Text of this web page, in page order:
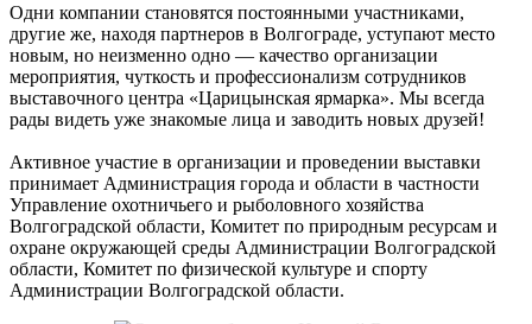
Одни компании становятся постоянными участниками,
другие же, находя партнеров в Волгограде, уступают место
новым, но неизменно одно — качество организации
мероприятия, чуткость и профессионализм сотрудников
выставочного центра «Царицынская ярмарка». Мы всегда
рады видеть уже знакомые лица и заводить новых друзей!
Активное участие в организации и проведении выставки
принимает Администрация города и области в частности
Управление охотничьего и рыболовного хозяйства
Волгоградской области, Комитет по природным ресурсам и
охране окружающей среды Администрации Волгоградской
области, Комитет по физической культуре и спорту
Администрации Волгоградской области.